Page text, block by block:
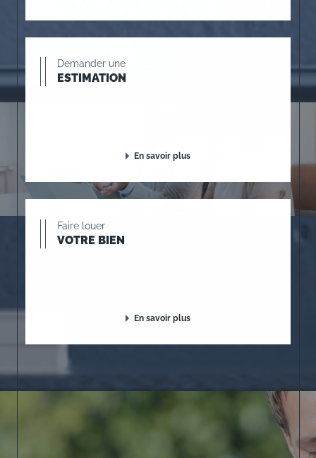
Demander une
ESTIMATION
En savoir plus
Faire louer
VOTRE BIEN
En savoir plus